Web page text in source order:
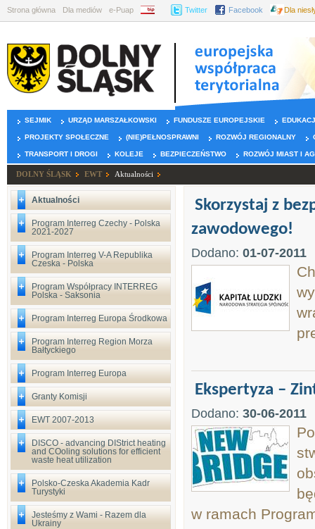
Strona główna Dla mediów e-Puap BIP Twitter Facebook Dla
SEJMIK URZĄD MARSZAŁKOWSKI FUNDUSZE EUROPEJSKIE
PROJEKTY SPOŁECZNE (NIE)PEŁNOSPRAWNI ROZWÓJ REGIONALNY
TRANSPORT I DROGI KOLEJE BEZPIECZEŃSTWO ROZWÓJ MIAST I
DOLNY ŚLĄSK EWT Aktualności
Aktualności
Program Interreg Czechy - Polska
2021-2027
Program Interreg V-A Republika
Czeska - Polska
Program Współpracy INTERREG
Polska - Saksonia
Program Interreg Europa Środkowa
Program Interreg Region Morza
Bałtyckiego
Program Interreg Europa
Granty Komisji
EWT 2007-2013
DISCO - advancing DIStrict heating
and COoling solutions for efficient
waste heat utilization
Polsko-Czeska Akademia Kadr
Turystyki
Jesteśmy z Wami - Razem dla
Ukrainy
Skorzystaj z
zawodowego!
Dodano: 01-07-2011
Ekspertyza –
Dodano: 30-06-2011
w ramach